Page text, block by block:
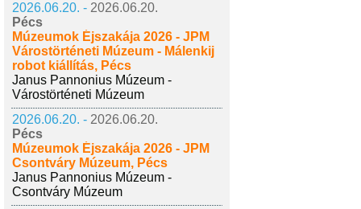
2026.06.20. - 2026.06.20.
Pécs
Múzeumok Éjszakája 2026 - JPM
Várostörténeti Múzeum - Málenkij
robot kiállítás, Pécs
Janus Pannonius Múzeum -
Várostörténeti Múzeum
2026.06.20. - 2026.06.20.
Pécs
Múzeumok Éjszakája 2026 - JPM
Csontváry Múzeum, Pécs
Janus Pannonius Múzeum -
Csontváry Múzeum